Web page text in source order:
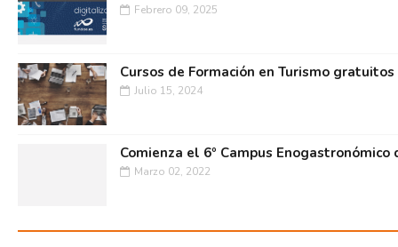
Febrero 09, 2025
Cursos de Formación en Turismo gratuitos
Julio 15, 2024
Comienza el 6º Campus Enogastronómico
Marzo 02, 2022